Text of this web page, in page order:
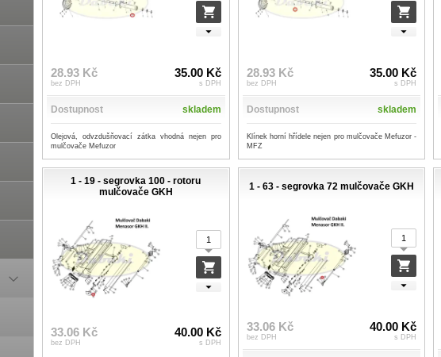
28.93 Kč
bez DPH
35.00 Kč
s DPH
Dostupnost skladem
Olejová, odvzdušňovací zátka vhodná nejen pro
mulčovače Mefuzor
28.93 Kč
bez DPH
35.00 Kč
s DPH
Dostupnost skladem
Klínek horní hřídele nejen pro mulčovače Mefuzor -
MFZ
1 - 19 - segrovka 100 - rotoru
mulčovače GKH
33.06 Kč
bez DPH
40.00 Kč
s DPH
1 - 63 - segrovka 72 mulčovače GKH
33.06 Kč
bez DPH
40.00 Kč
s DPH